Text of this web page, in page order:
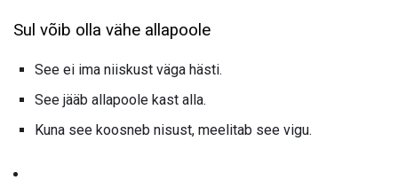
Sul võib olla vähe allapoole
See ei ima niiskust väga hästi.
See jääb allapoole kast alla.
Kuna see koosneb nisust, meelitab see vigu.